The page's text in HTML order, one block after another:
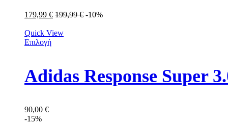
179,99 € 199,99€ -10%
Quick View
Επιλογή
Adidas Response Super
90,00 €
-15%